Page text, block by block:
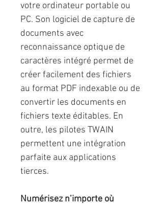
votre ordinateur portable ou
PC. Son logiciel de capture de
documents avec
reconnaissance optique de
caractères intégré permet de
créer facilement des fichiers
au format PDF indexable ou de
convertir les documents en
fichiers texte éditables. En
outre, les pilotes TWAIN
permettent une intégration
parfaite aux applications
tierces.
Numérisez n’importe où